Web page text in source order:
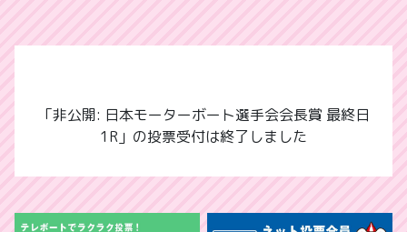
「非公開: 日本モーターボート選手会会長賞 最終日
1R」の投票受付は終了しました